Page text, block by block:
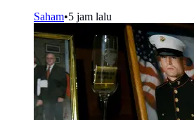
Saham•5 jam lalu